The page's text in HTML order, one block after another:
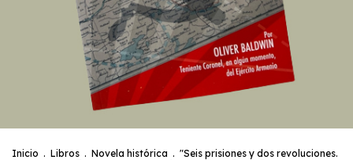
Inicio . Libros . Novela histórica . "Seis prisiones y dos revoluciones.